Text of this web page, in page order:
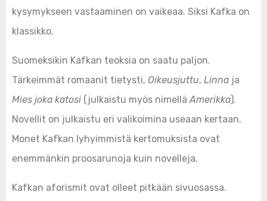
kysymykseen vastaaminen on vaikeaa. Siksi Kafka on
klassikko.
Suomeksikin Kafkan teoksia on saatu paljon.
Tärkeimmät romaanit tietysti, Oikeusjuttu, Linna ja
Mies joka katosi (julkaistu myös nimelläAmerikka).
Novellit on julkaistu eri valikoimina useaan kertaan.
Monet Kafkan lyhyimmistä kertomuksista ovat
enemmänkin proosarunoja kuin novelleja.
Kafkan aforismit ovat olleet pitkään sivuosassa.